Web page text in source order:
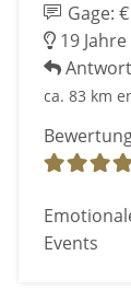
Gage:
19
ca. 83 km
Events